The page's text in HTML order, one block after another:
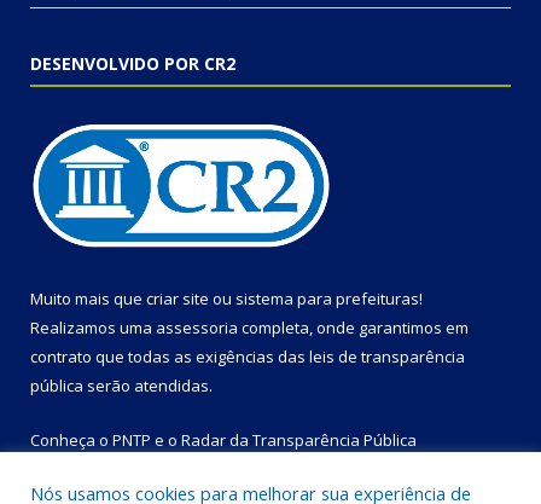
DESENVOLVIDO POR CR2
Muito mais que criar site ou sistema para prefeituras!
Realizamos uma assessoria completa, onde garantimos em
contrato que todas as exigências das leis de transparência
pública serão atendidas.
Conheça o PNTP e o Radar da Transparência Pública
Nós usamos cookies para melhorar sua experiência de